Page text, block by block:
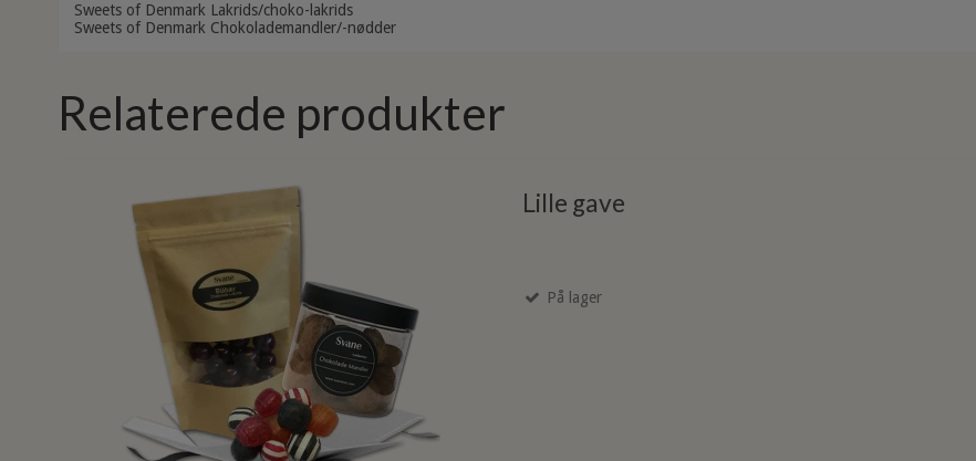
Sweets of Denmark Lakrids/choko-lakrids
Sweets of Denmark Chokolademandler/-nødder
Relaterede produkter
Lille gave
På lager